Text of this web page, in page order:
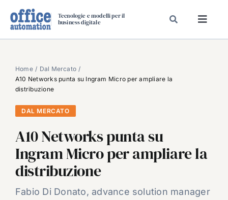
Tecnologie e modelli per il
business digitale
SPECIAL PAPER
TAVOLE ROTONDE DI REDAZIONE
DAL MERCATO
VIDEO
EVENTI
CHI SIAMO
Home
Dal Mercato
A10 Networks punta su Ingram Micro per ampliare la
distribuzione
DAL MERCATO
A10 Networks punta su
Ingram Micro per ampliare la
distribuzione
Fabio Di Donato, advance solution manager